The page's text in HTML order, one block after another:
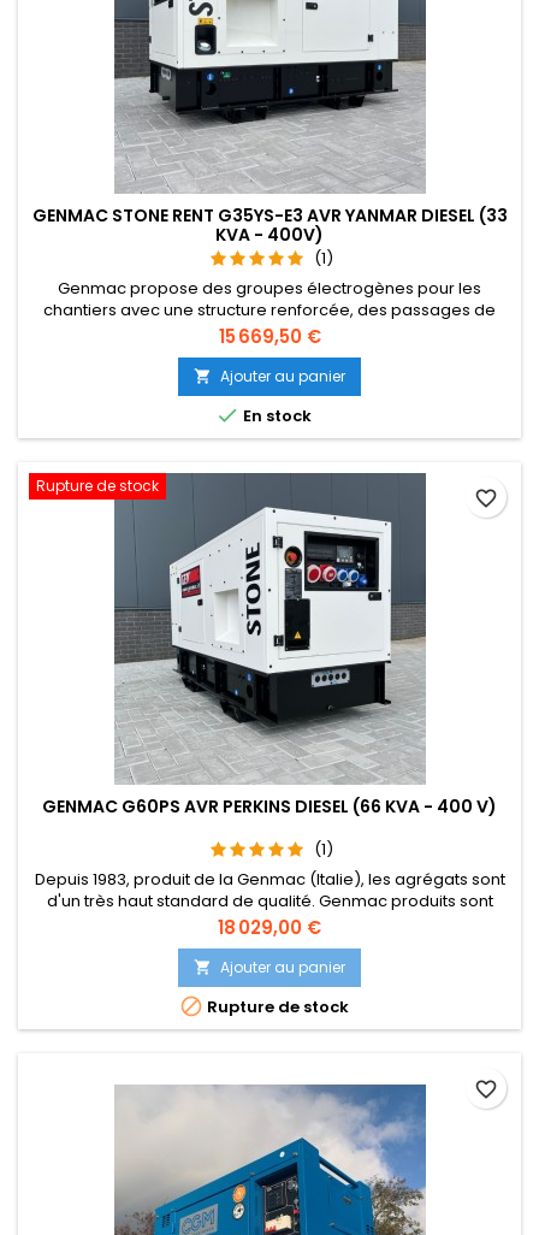
GENMAC STONE RENT G35YS-E3 AVR YANMAR DIESEL (33
KVA - 400V)
(1)
Genmac propose des groupes électrogènes pour les
chantiers avec une structure renforcée, des passages de
fourches bilatéraux étudiés pour permettre la manutention
tant dans le sens de la longueur que dans le sens de la
largeur en toute sécurité. L’arceau de levage central est un
point de levage supplémentaire mais il permet également,
en cas de nécessité,...
Prix
15 669,50 €
 Ajouter au panier
 En stock
Rupture de stock
GENMAC G60PS AVR PERKINS DIESEL (66 KVA - 400 V)
(1)
Depuis 1983, produit de la Genmac (Italie), les agrégats sont
d'un très haut standard de qualité. Genmac produits sont
fiables, durables, robuste, et très, très concurrentiel. Aussi, le
Design est très élégant. Au fil des ans Genmac sont
distingués pour la qualité de ses produits, le savoir-faire et
des solutions adaptées.
Prix
18 029,00 €
 Ajouter au panier
 Rupture de stock
favorite_border
favorite_border